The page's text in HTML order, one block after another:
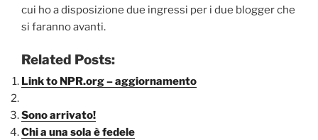
cui ho a disposizione due ingressi per i due blogger che
si faranno avanti.
Related Posts:
Link to NPR.org – aggiornamento
Sono arrivato!
Chi a una sola è fedele